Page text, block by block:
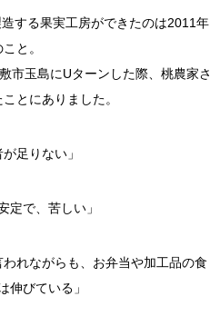
する果実工房ができたのは2011年
と。
市玉島にUターンした際、桃農家さ
とにありました。
が足りない」
定で、苦しい」
われながらも、お弁当や加工品の食
伸びている」